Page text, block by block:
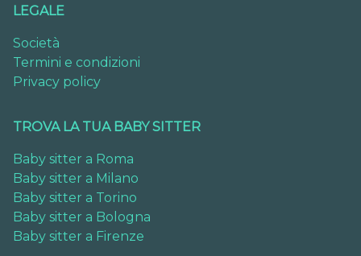
LEGALE
Società
Termini e condizioni
Privacy policy
TROVA LA TUA BABY SITTER
Baby sitter a Roma
Baby sitter a Milano
Baby sitter a Torino
Baby sitter a Bologna
Baby sitter a Firenze